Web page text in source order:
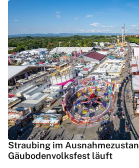
Straubing im
Gäubodenvolksfest läuft